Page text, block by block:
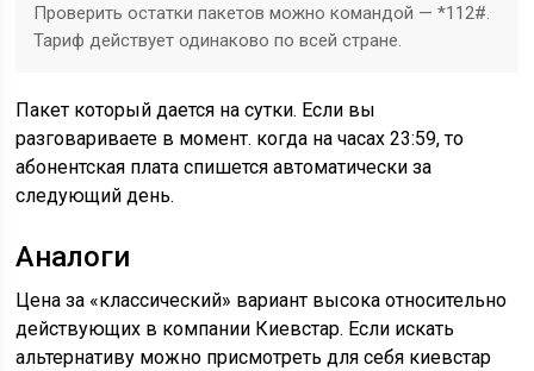
Проверить остатки пакетов можно командой — *112#.
Тариф действует одинаково по всей стране.
Пакет который дается на сутки. Если вы
разговариваете в момент. когда на часах 23:59, то
абонентская плата спишется автоматически за
следующий день.
Аналоги
Цена за «классический» вариант высока относительно
действующих в компании Киевстар. Если искать
альтернативу можно присмотреть для себя киевстар